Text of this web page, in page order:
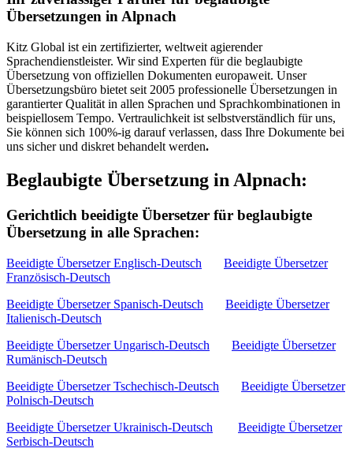
Übersetzungen in Alpnach
Kitz Global ist ein zertifizierter, weltweit agierender
Sprachendienstleister. Wir sind Experten für die beglaubigte
Übersetzung von offiziellen Dokumenten europaweit. Unser
Übersetzungsbüro bietet seit 2005 professionelle Übersetzungen in
garantierter Qualität in allen Sprachen und Sprachkombinationen in
beispiellosem Tempo. Vertraulichkeit ist selbstverständlich für uns,
Sie können sich 100%-ig darauf verlassen, dass Ihre Dokumente bei
uns sicher und diskret behandelt werden.
Beglaubigte Übersetzung in Alpnach:
Gerichtlich beeidigte Übersetzer für beglaubigte
Übersetzung in alle Sprachen:
Beeidigte Übersetzer Englisch-Deutsch
Beeidigte Übersetzer
Französisch-Deutsch
Beeidigte Übersetzer Spanisch-Deutsch
Beeidigte Übersetzer
Italienisch-Deutsch
Beeidigte Übersetzer Ungarisch-Deutsch
Beeidigte Übersetzer
Rumänisch-Deutsch
Beeidigte Übersetzer Tschechisch-Deutsch
Beeidigte Übersetzer
Polnisch-Deutsch
Beeidigte Übersetzer Ukrainisch-Deutsch
Beeidigte Übersetzer
Serbisch-Deutsch